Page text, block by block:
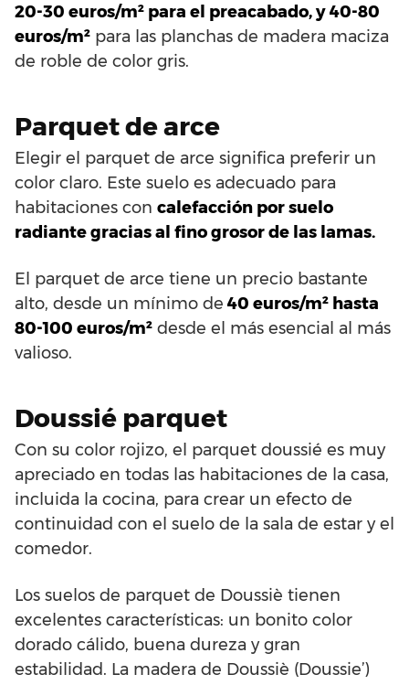
20-30 euros/m² para el preacabado, y 40-80
euros/m² para las planchas de madera maciza
de roble de color gris.
Parquet de arce
Elegir el parquet de arce significa preferir un
color claro. Este suelo es adecuado para
habitaciones con calefacción por suelo
radiante gracias al fino grosor de las lamas.
El parquet de arce tiene un precio bastante
alto, desde un mínimo de 40 euros/m² hasta
80-100 euros/m² desde el más esencial al más
valioso.
Doussié parquet
Con su color rojizo, el parquet doussié es muy
apreciado en todas las habitaciones de la casa,
incluida la cocina, para crear un efecto de
continuidad con el suelo de la sala de estar y el
comedor.
Los suelos de parquet de Doussiè tienen
excelentes características: un bonito color
dorado cálido, buena dureza y gran
estabilidad. La madera de Doussiè (Doussie’)